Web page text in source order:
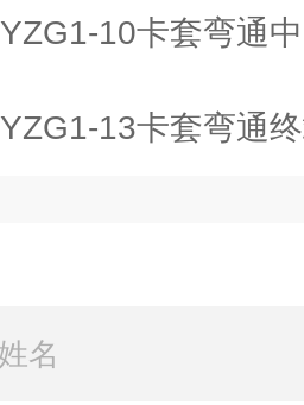
YZG1-10卡套弯通
YZG1-13卡套弯通终